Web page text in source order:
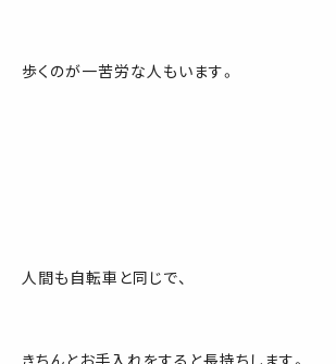
歩くのが一苦労な人もいます。
人間も自転車と同じで、
きちんとお手入れをすると長持ちします。